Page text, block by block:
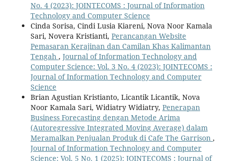
No. 4 (2023): JOINTECOMS : Journal of Information
Technology and Computer Science
Cinda Sorisa, Cindi Lusia Kiareni, Nova Noor Kamala
Sari, Novera Kristianti, Perancangan Website
Pemasaran Kerajinan dan Camilan Khas Kalimantan
Tengah , Journal of Information Technology and
Computer Science: Vol. 3 No. 4 (2023): JOINTECOMS :
Journal of Information Technology and Computer
Science
Brian Agustian Kristianto, Licantik Licantik, Nova
Noor Kamala Sari, Widiatry Widiatry, Penerapan
Business Forecasting dengan Metode Arima
(Autoregressive Integrated Moving Average) dalam
Meramalkan Penjualan Produk di Cafe The Garrison ,
Journal of Information Technology and Computer
Science: Vol. 5 No. 1 (2025): JOINTECOMS : Journal of